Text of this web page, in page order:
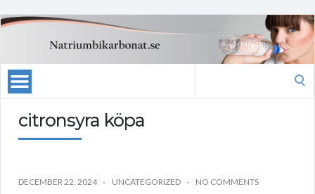
citronsyra köpa
DECEMBER 22, 2024 UNCATEGORIZED NO COMMENTS